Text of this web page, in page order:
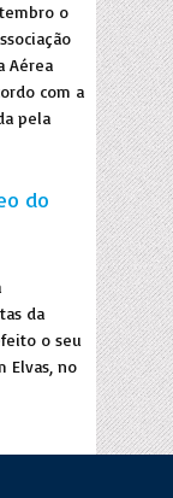
o
Aérea
com a
pela
do
da
o seu
Elvas, no